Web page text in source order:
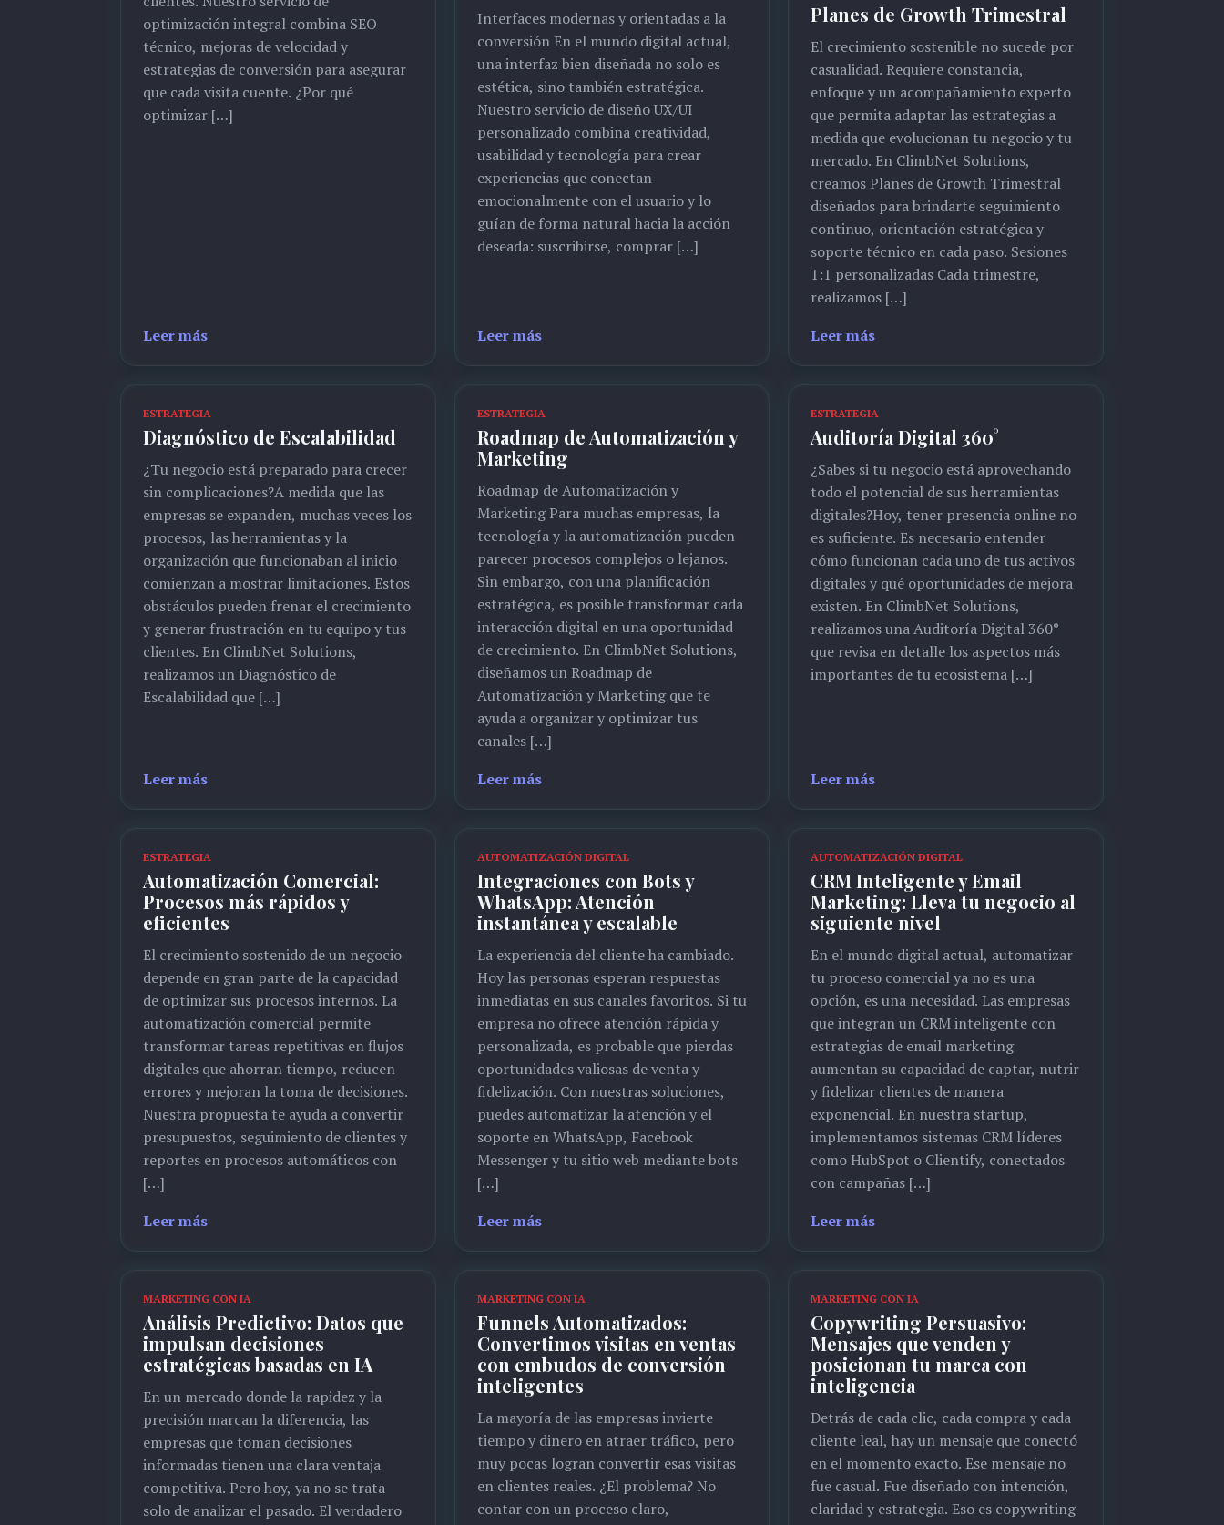
optimización integral combina SEO
técnico, mejoras de velocidad y
estrategias de conversión para asegurar
que cada visita cuente. ¿Por qué
optimizar […]
Leer más
Interfaces modernas y orientadas a la
conversión En el mundo digital actual,
una interfaz bien diseñada no solo es
estética, sino también estratégica.
Nuestro servicio de diseño UX/UI
personalizado combina creatividad,
usabilidad y tecnología para crear
experiencias que conectan
emocionalmente con el usuario y lo
guían de forma natural hacia la acción
deseada: suscribirse, comprar […]
Leer más
Planes de Growth Trimestral
El crecimiento sostenible no sucede por
casualidad. Requiere constancia,
enfoque y un acompañamiento experto
que permita adaptar las estrategias a
medida que evolucionan tu negocio y tu
mercado. En ClimbNet Solutions,
creamos Planes de Growth Trimestral
diseñados para brindarte seguimiento
continuo, orientación estratégica y
soporte técnico en cada paso. Sesiones
1:1 personalizadas Cada trimestre,
realizamos […]
Leer más
ESTRATEGIA
Diagnóstico de Escalabilidad
¿Tu negocio está preparado para crecer
sin complicaciones?A medida que las
empresas se expanden, muchas veces los
procesos, las herramientas y la
organización que funcionaban al inicio
comienzan a mostrar limitaciones. Estos
obstáculos pueden frenar el crecimiento
y generar frustración en tu equipo y tus
clientes. En ClimbNet Solutions,
realizamos un Diagnóstico de
Escalabilidad que […]
Leer más
ESTRATEGIA
Roadmap de Automatización y
Marketing
Roadmap de Automatización y
Marketing Para muchas empresas, la
tecnología y la automatización pueden
parecer procesos complejos o lejanos.
Sin embargo, con una planificación
estratégica, es posible transformar cada
interacción digital en una oportunidad
de crecimiento. En ClimbNet Solutions,
diseñamos un Roadmap de
Automatización y Marketing que te
ayuda a organizar y optimizar tus
canales […]
Leer más
ESTRATEGIA
Auditoría Digital 360°
¿Sabes si tu negocio está aprovechando
todo el potencial de sus herramientas
digitales?Hoy, tener presencia online no
es suficiente. Es necesario entender
cómo funcionan cada uno de tus activos
digitales y qué oportunidades de mejora
existen. En ClimbNet Solutions,
realizamos una Auditoría Digital 360°
que revisa en detalle los aspectos más
importantes de tu ecosistema […]
Leer más
ESTRATEGIA
Automatización Comercial:
Procesos más rápidos y
eficientes
El crecimiento sostenido de un negocio
depende en gran parte de la capacidad
de optimizar sus procesos internos. La
automatización comercial permite
transformar tareas repetitivas en flujos
digitales que ahorran tiempo, reducen
errores y mejoran la toma de decisiones.
Nuestra propuesta te ayuda a convertir
presupuestos, seguimiento de clientes y
reportes en procesos automáticos con
[…]
Leer más
AUTOMATIZACIÓN DIGITAL
Integraciones con Bots y
WhatsApp: Atención
instantánea y escalable
La experiencia del cliente ha cambiado.
Hoy las personas esperan respuestas
inmediatas en sus canales favoritos. Si tu
empresa no ofrece atención rápida y
personalizada, es probable que pierdas
oportunidades valiosas de venta y
fidelización. Con nuestras soluciones,
puedes automatizar la atención y el
soporte en WhatsApp, Facebook
Messenger y tu sitio web mediante bots
[…]
Leer más
AUTOMATIZACIÓN DIGITAL
CRM Inteligente y Email
Marketing: Lleva tu negocio al
siguiente nivel
En el mundo digital actual, automatizar
tu proceso comercial ya no es una
opción, es una necesidad. Las empresas
que integran un CRM inteligente con
estrategias de email marketing
aumentan su capacidad de captar, nutrir
y fidelizar clientes de manera
exponencial. En nuestra startup,
implementamos sistemas CRM líderes
como HubSpot o Clientify, conectados
con campañas […]
Leer más
MARKETING CON IA
Análisis Predictivo: Datos que
impulsan decisiones
estratégicas basadas en IA
En un mercado donde la rapidez y la
precisión marcan la diferencia, las
empresas que toman decisiones
informadas tienen una clara ventaja
competitiva. Pero hoy, ya no se trata
solo de analizar el pasado. El verdadero
MARKETING CON IA
Funnels Automatizados:
Convertimos visitas en ventas
con embudos de conversión
inteligentes
La mayoría de las empresas invierte
tiempo y dinero en atraer tráfico, pero
muy pocas logran convertir esas visitas
en clientes reales. ¿El problema? No
contar con un proceso claro,
MARKETING CON IA
Copywriting Persuasivo:
Mensajes que venden y
posicionan tu marca con
inteligencia
Detrás de cada clic, cada compra y cada
cliente leal, hay un mensaje que conectó
en el momento exacto. Ese mensaje no
fue casual. Fue diseñado con intención,
claridad y estrategia. Eso es copywriting